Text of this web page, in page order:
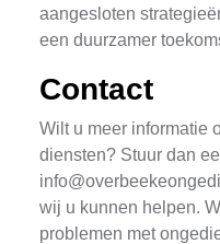
aangesloten
een duurzamer
Contact
Wilt u meer informatie
diensten? Stuur dan
wij u kunnen helpen.
problemen met